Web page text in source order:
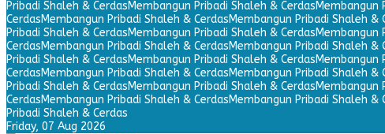
Pribadi Shaleh & CerdasMembangun Pribadi Shaleh & CerdasMembangun
CerdasMembangun Pribadi Shaleh & CerdasMembangun Pribadi Shaleh &
Pribadi Shaleh & CerdasMembangun Pribadi Shaleh & CerdasMembangun
CerdasMembangun Pribadi Shaleh & CerdasMembangun Pribadi Shaleh &
Pribadi Shaleh & CerdasMembangun Pribadi Shaleh & CerdasMembangun
CerdasMembangun Pribadi Shaleh & CerdasMembangun Pribadi Shaleh &
Pribadi Shaleh & CerdasMembangun Pribadi Shaleh & CerdasMembangun
CerdasMembangun Pribadi Shaleh & CerdasMembangun Pribadi Shaleh &
Pribadi Shaleh & Cerdas
Friday, 07 Aug 2026